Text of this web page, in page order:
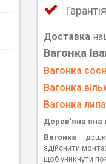
Доставка
Вагонка
Вагонка
Вагонка
Вагонка
Дерев'яна яна
Вагонка –
здійснити
щоб уникнути